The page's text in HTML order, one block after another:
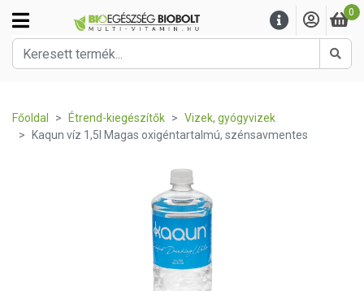
0
Főoldal Étrend-kiegészítők
Vizek, gyógyvizek
Kaqun víz 1,5l Magas oxigéntartalmú, szénsavmentes